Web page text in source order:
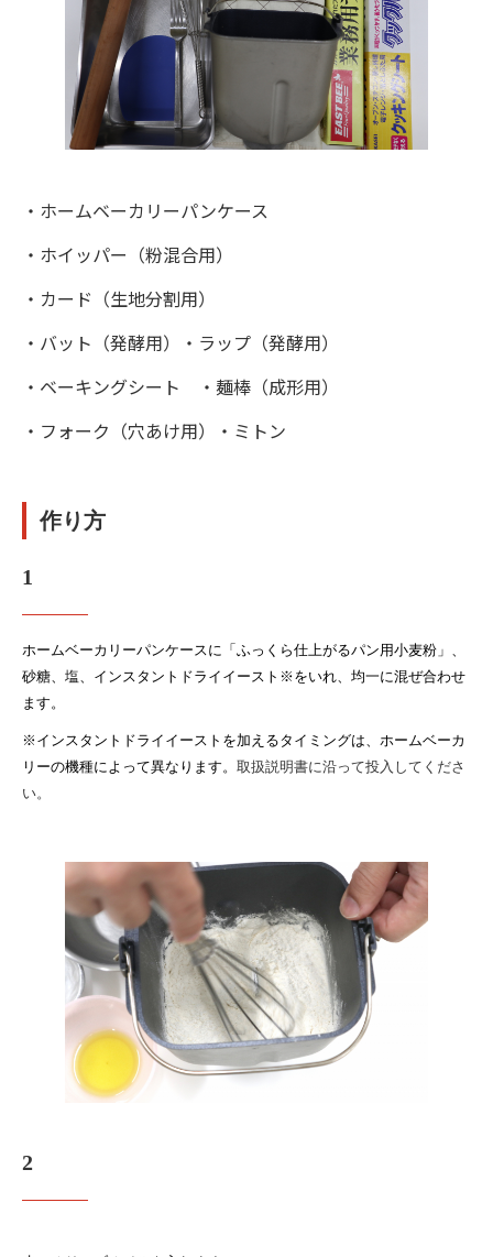
・ホームベーカリーパンケース
・ホイッパー（粉混合用）
・カード（生地分割用）
・バット（発酵用）・ラップ（発酵用）
・ベーキングシート ・麺棒（成形用）
・フォーク（穴あけ用）・ミトン
作り方
1
ホームベーカリーパンケースに「ふっくら仕上がるパン用小麦粉」、
砂糖、塩、インスタントドライイースト※をいれ、均一に混ぜ合わせ
ます。
※インスタントドライイーストを加えるタイミングは、ホームベーカ
リーの機種によって異なります。 取扱説明書に沿って投入してくださ
い。
2